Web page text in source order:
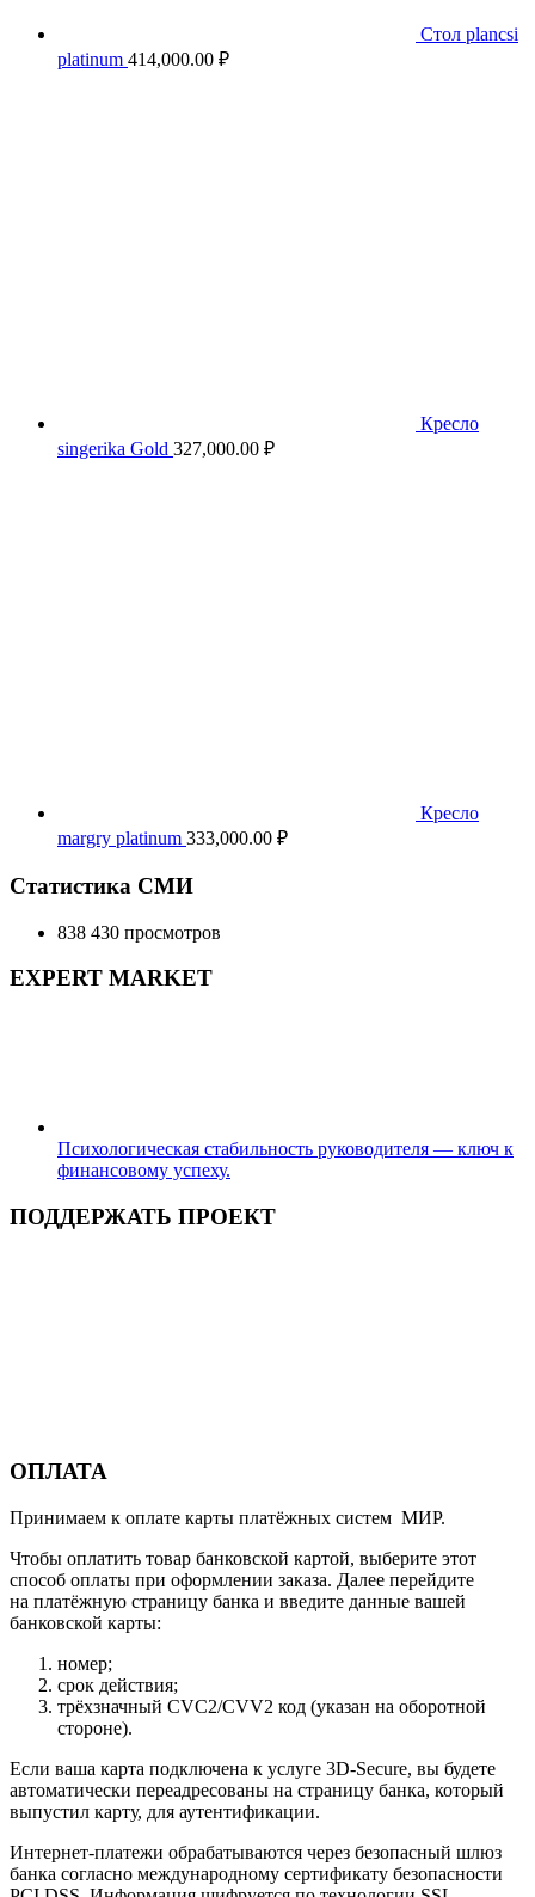
Стол plancsi
platinum 414,000.00 ₽
Кресло
singerika Gold 327,000.00 ₽
Кресло
margry platinum 333,000.00 ₽
Статистика СМИ
838 430 просмотров
EXPERT MARKET
Психологическая стабильность руководителя — ключ к
финансовому успеху.
ПОДДЕРЖАТЬ ПРОЕКТ
ОПЛАТА
Принимаем к оплате карты платёжных систем МИР.
Чтобы оплатить товар банковской картой, выберите этот
способ оплаты при оформлении заказа. Далее перейдите
на платёжную страницу банка и введите данные вашей
банковской карты:
номер;
срок действия;
трёхзначный CVC2/CVV2 код (указан на оборотной
стороне).
Если ваша карта подключена к услуге 3D-Secure, вы будете
автоматически переадресованы на страницу банка, который
выпустил карту, для аутентификации.
Интернет-платежи обрабатываются через безопасный шлюз
банка согласно международному сертификату безопасности